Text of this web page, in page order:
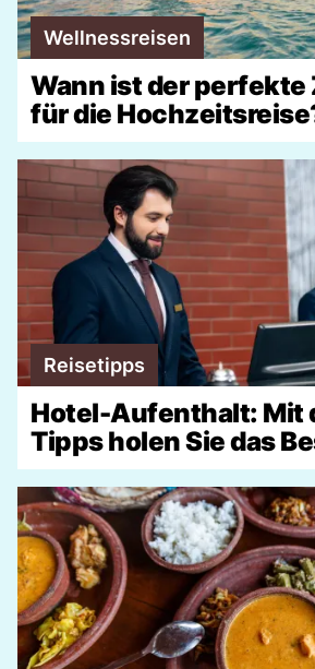
Wellnessreisen
Wann ist der
für die
Reisetipps
Hotel-Aufenthalt: Mit
Tipps holen Sie das